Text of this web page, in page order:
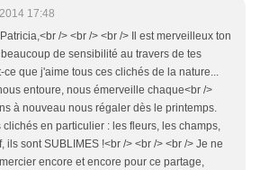
17:48
/> <br /> <br /> Il est merveilleux ton
de sensibilité au travers de tes
ce que j'aime tous ces clichés de la nature...
entoure, nous émerveille chaque<br />
à nouveau nous régaler dès le printemps.
clichés en particulier : les fleurs, les champs,
ils sont SUBLIMES !<br /> <br /> <br /> Je ne
encore et encore pour ce partage,